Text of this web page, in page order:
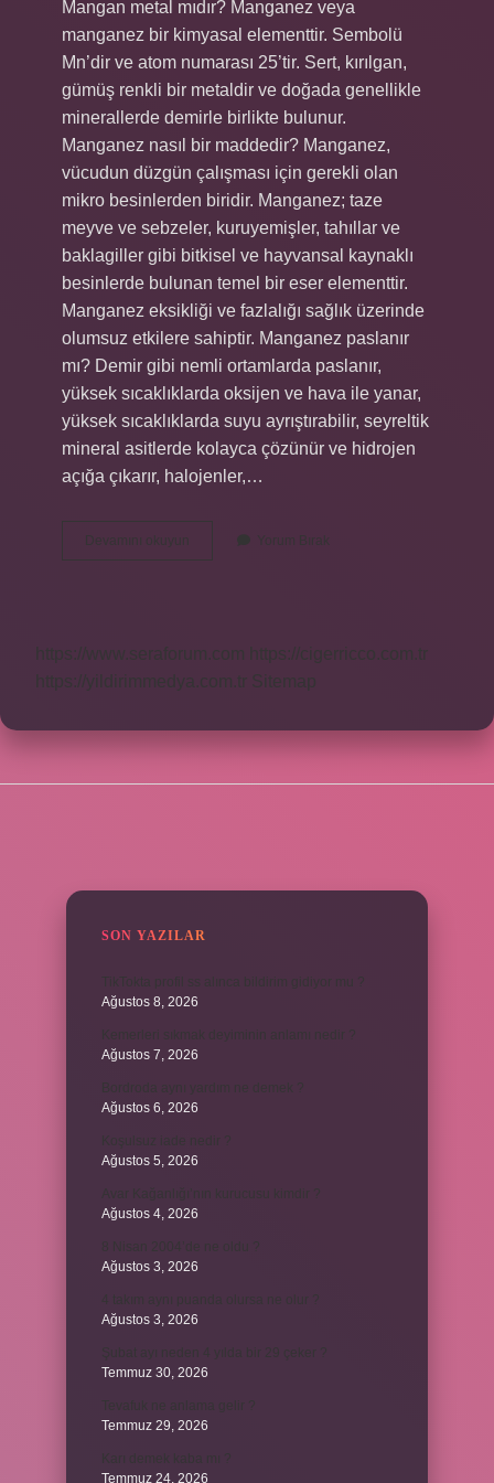
Mangan metal mıdır? Manganez veya
manganez bir kimyasal elementtir. Sembolü
Mn’dir ve atom numarası 25’tir. Sert, kırılgan,
gümüş renkli bir metaldir ve doğada genellikle
minerallerde demirle birlikte bulunur.
Manganez nasıl bir maddedir? Manganez,
vücudun düzgün çalışması için gerekli olan
mikro besinlerden biridir. Manganez; taze
meyve ve sebzeler, kuruyemişler, tahıllar ve
baklagiller gibi bitkisel ve hayvansal kaynaklı
besinlerde bulunan temel bir eser elementtir.
Manganez eksikliği ve fazlalığı sağlık üzerinde
olumsuz etkilere sahiptir. Manganez paslanır
mı? Demir gibi nemli ortamlarda paslanır,
yüksek sıcaklıklarda oksijen ve hava ile yanar,
yüksek sıcaklıklarda suyu ayrıştırabilir, seyreltik
mineral asitlerde kolayca çözünür ve hidrojen
açığa çıkarır, halojenler,…
Devamını okuyun
Manganez
Metal
Yorum Bırak
https://www.seraforum.com
https://cigerricco.com.tr
https://yildirimmedya.com.tr Sitemap
SON YAZILAR
Ağustos 8, 2026
Ağustos 7, 2026
Ağustos 6, 2026
Ağustos 5, 2026
Ağustos 4, 2026
Ağustos 3, 2026
Ağustos 3, 2026
Temmuz 30, 2026
Temmuz 29, 2026
Temmuz 24, 2026